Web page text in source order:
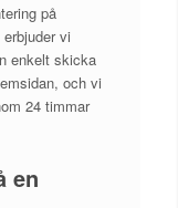
på
vi
enkelt skicka
och vi
24 timmar
en